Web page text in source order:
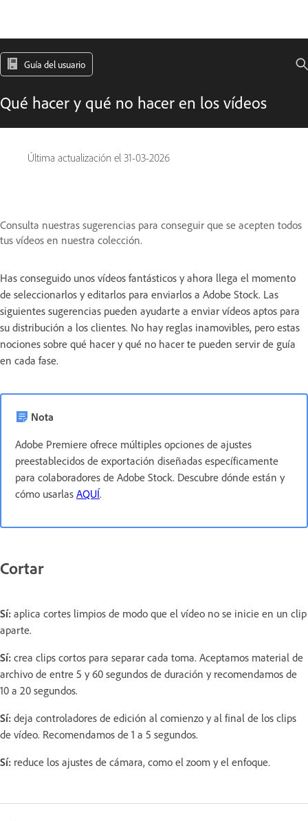
Guía del usuario
Qué hacer y qué no hacer en los vídeos
Última actualización el 31-03-2026
Consulta nuestras sugerencias para conseguir que se acepten todos
tus vídeos en nuestra colección.
Has conseguido unos vídeos fantásticos y ahora llega el momento
de seleccionarlos y editarlos para enviarlos a Adobe Stock. Las
siguientes sugerencias pueden ayudarte a enviar vídeos aptos para
su distribución a los clientes. No hay reglas inamovibles, pero estas
nociones sobre qué hacer y qué no hacer te pueden servir de guía
en cada fase.
Nota
Adobe Premiere ofrece múltiples opciones de ajustes
preestablecidos de exportación diseñadas específicamente
para colaboradores de Adobe Stock. Descubre dónde están y
cómo usarlas AQUÍ.
Cortar
Sí: aplica cortes limpios de modo que el vídeo no se inicie en un clip
aparte.
Sí: crea clips cortos para separar cada toma. Aceptamos material de
archivo de entre 5 y 60 segundos de duración y recomendamos de
10 a 20 segundos.
Sí: deja controladores de edición al comienzo y al final de los clips
de vídeo. Recomendamos de 1 a 5 segundos.
Sí: reduce los ajustes de cámara, como el zoom y el enfoque.